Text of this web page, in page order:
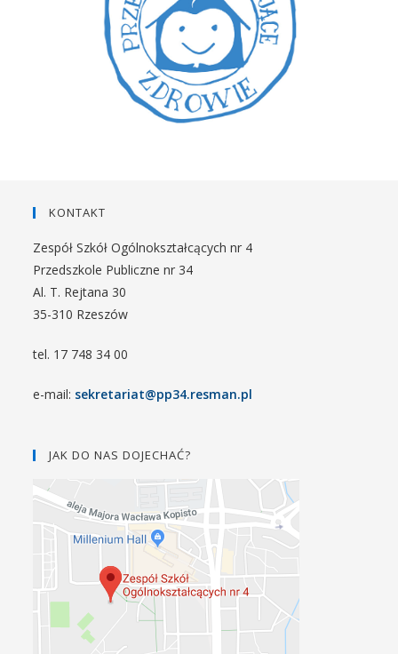
KONTAKT
Zespół Szkół Ogólnokształcących nr 4
Przedszkole Publiczne nr 34
Al. T. Rejtana 30
35-310 Rzeszów
tel. 17 748 34 00
e-mail: sekretariat@pp34.resman.pl
JAK DO NAS DOJECHAĆ?